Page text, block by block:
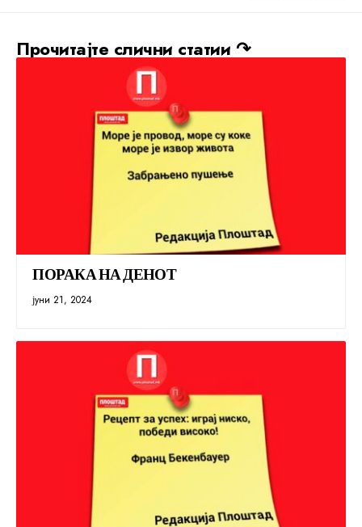
Прочитајте слични статии ↷
ПОРАКА НА ДЕНОТ
јуни 21, 2024